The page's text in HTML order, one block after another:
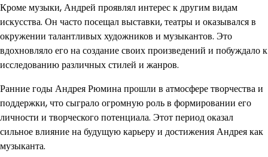
Кроме музыки, Андрей проявлял интерес к другим видам
искусства. Он часто посещал выставки, театры и оказывался в
окружении талантливых художников и музыкантов. Это
вдохновляло его на создание своих произведений и побуждало к
исследованию различных стилей и жанров.
Ранние годы Андрея Рюмина прошли в атмосфере творчества и
поддержки, что сыграло огромную роль в формировании его
личности и творческого потенциала. Этот период оказал
сильное влияние на будущую карьеру и достижения Андрея как
музыканта.